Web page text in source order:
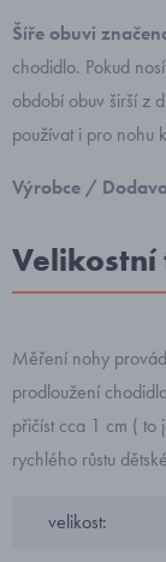
Šíře obuvi
chodidlo. Pokud
období obuv širší z
používat i pro nohu
Výrobce /
Měření nohy
prodloužení
přičíst cca 1 cm ( to
rychlého růstu
velikost: